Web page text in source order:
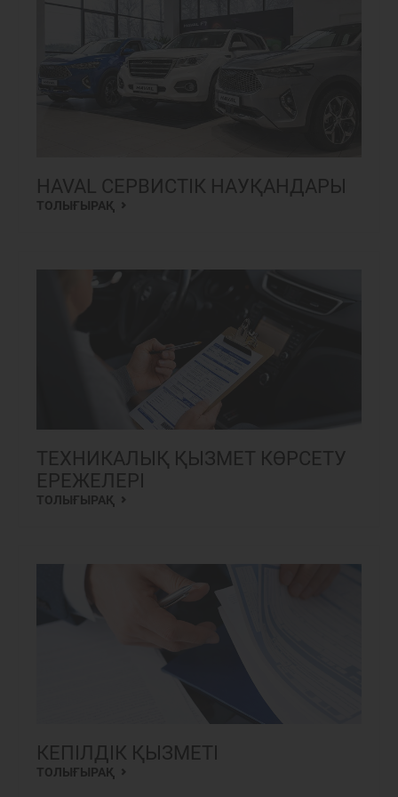
HAVAL СЕРВИСТІК НАУҚАНДАРЫ
ТОЛЫҒЫРАҚ
ТЕХНИКАЛЫҚ ҚЫЗМЕТ КӨРСЕТУ
ЕРЕЖЕЛЕРІ
ТОЛЫҒЫРАҚ
КЕПІЛДІК ҚЫЗМЕТІ
ТОЛЫҒЫРАҚ